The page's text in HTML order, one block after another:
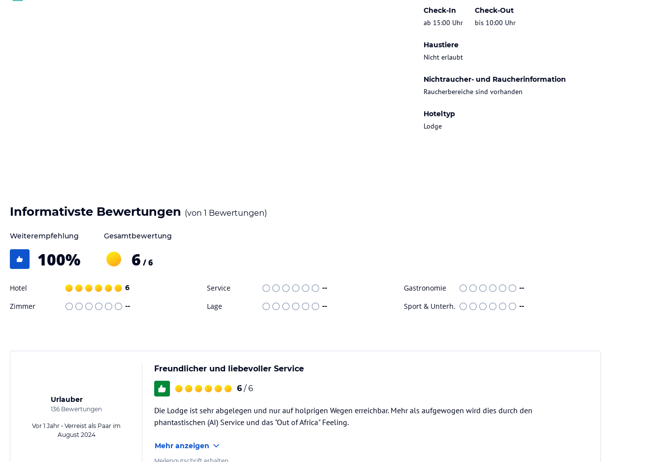
Check-In
ab 15:00 Uhr
Check-Out
bis 10:00 Uhr
Haustiere
Nicht erlaubt
Nichtraucher- und Raucherinformation
Raucherbereiche sind vorhanden
Hoteltyp
Lodge
Informativste Bewertungen (von 1 Bewertungen)
Weiterempfehlung
100%
Gesamtbewertung
6 / 6
Hotel 6 Service -- Gastronomie --
Zimmer -- Lage -- Sport & Unterh. --
Urlauber
136 Bewertungen
Vor 1 Jahr • Verreist als Paar im
August 2024
Freundlicher und liebevoller Service
6 / 6
Die Lodge ist sehr abgelegen und nur auf holprigen Wegen erreichbar. Mehr als aufgewogen wird dies durch den
phantastischen (AI) Service und das "Out of Africa" Feeling.
Mehr anzeigen